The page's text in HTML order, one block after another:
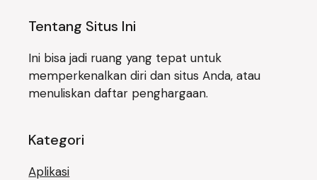
Tentang Situs Ini
Ini bisa jadi ruang yang tepat untuk
memperkenalkan diri dan situs Anda, atau
menuliskan daftar penghargaan.
Kategori
Aplikasi